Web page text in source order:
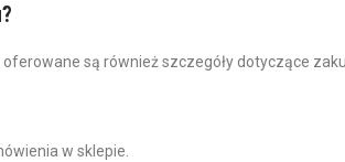
są również szczegóły dotyczące
w sklepie.